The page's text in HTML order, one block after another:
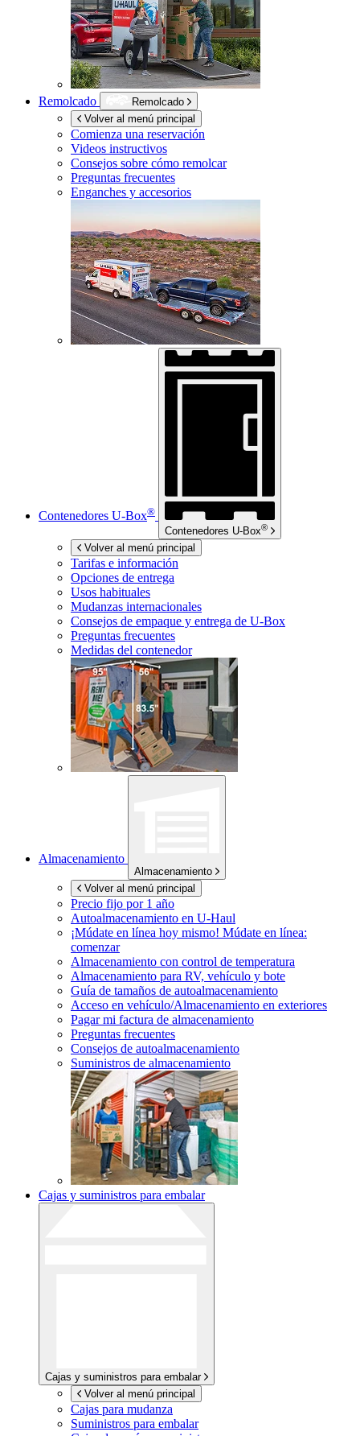
Remolcado
Remolcado
Volver al menú principal
Comienza una reservación
Videos instructivos
Consejos sobre cómo remolcar
Preguntas frecuentes
Enganches y accesorios
Contenedores U-Box®
Contenedores U-Box®
Volver al menú principal
Tarifas e información
Opciones de entrega
Usos habituales
Mudanzas internacionales
Consejos de empaque y entrega de U-Box
Preguntas frecuentes
Medidas del contenedor
Almacenamiento
Almacenamiento
Volver al menú principal
Precio fijo por 1 año
Autoalmacenamiento en U-Haul
¡Múdate en línea hoy mismo! Múdate en línea:
comenzar
Almacenamiento con control de temperatura
Almacenamiento para RV, vehículo y bote
Guía de tamaños de autoalmacenamiento
Acceso en vehículo/Almacenamiento en exteriores
Pagar mi factura de almacenamiento
Preguntas frecuentes
Consejos de autoalmacenamiento
Suministros de almacenamiento
Cajas y suministros para embalar
Cajas y suministros para embalar
Volver al menú principal
Cajas para mudanza
Suministros para embalar